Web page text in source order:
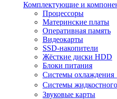
Комплектующие и
Процессоры
Материнские платы
Оперативная память
Видеокарты
SSD-накопители
Жёсткие диски HDD
Блоки питания
Системы охлаждения
Системы
Звуковые карты